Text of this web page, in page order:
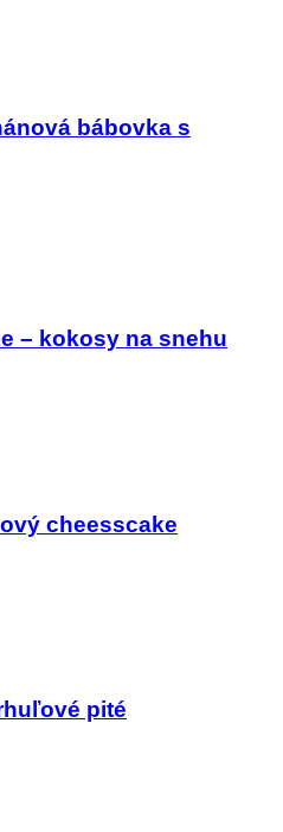
bábovka s
– kokosy na snehu
cheesscake
pité